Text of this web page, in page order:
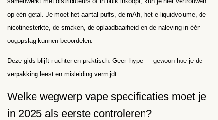
op één getal. Je moet het aantal puffs, de mAh, het e-liquidvolume, de
nicotine­sterkte, de smaken, de oplaadbaarheid en de naleving in één
oogopslag kunnen beoordelen.
Deze gids blijft nuchter en praktisch. Geen hype — gewoon hoe je de
verpakking leest en misleiding vermijdt.
Welke wegwerp vape specificaties moet je
in 2025 als eerste controleren?